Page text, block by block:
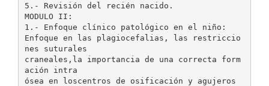
5.- Revisión del recién nacido.
MODULO II:
1.- Enfoque clínico patológico en el niño:
Enfoque en las plagiocefalias, las restriccio
nes suturales
craneales,la importancia de una correcta form
ación intra
ósea en loscentros de osificación y agujeros